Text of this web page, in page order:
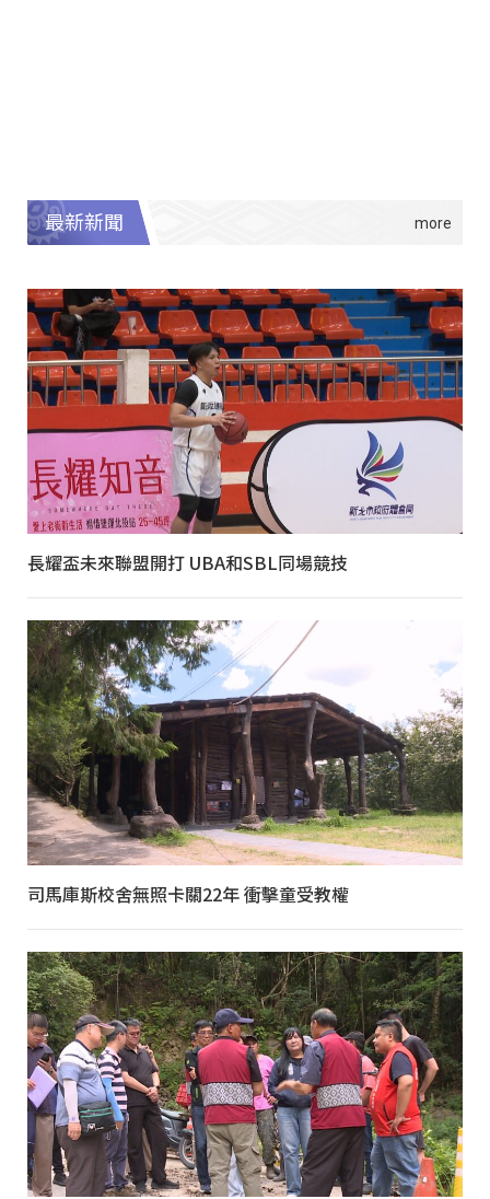
最新新聞
長耀盃未來聯盟開打 UBA和SBL同場競技
司馬庫斯校舍無照卡關22年 衝擊童受教權